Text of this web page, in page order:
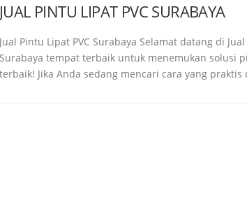
JUAL PINTU LIPAT PVC SURABAYA
Jual Pintu Lipat PVC Surabaya Selamat datang di
Surabaya tempat terbaik untuk menemukan solusi
terbaik! Jika Anda sedang mencari cara yang